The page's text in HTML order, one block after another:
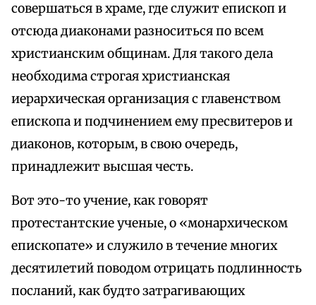
совершаться в храме, где служит епископ и
отсюда диаконами разноситься по всем
христианским общинам. Для такого дела
необходима строгая христианская
иерархическая организация с главенством
епископа и подчинением ему пресвитеров и
диаконов, которым, в свою очередь,
принадлежит высшая честь.
Вот это-то учение, как говорят
протестантские ученые, о «монархическом
епископате» и служило в течение многих
десятилетий поводом отрицать подлинность
посланий, как будто затрагивающих